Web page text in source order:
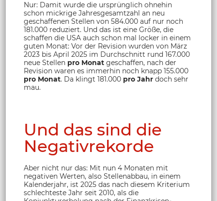
Nur: Damit wurde die ursprünglich ohnehin
schon mickrige Jahresgesamtzahl an neu
geschaffenen Stellen von 584.000 auf nur noch
181.000 reduziert. Und das ist eine Größe, die
schaffen die USA auch schon mal locker in einem
guten Monat: Vor der Revision wurden von März
2023 bis April 2025 im Durchschnitt rund 167.000
neue Stellen pro Monat geschaffen, nach der
Revision waren es immerhin noch knapp 155.000
pro Monat. Da klingt 181.000 pro Jahr doch sehr
mau.
Und das sind die
Negativrekorde
Aber nicht nur das: Mit nun 4 Monaten mit
negativen Werten, also Stellenabbau, in einem
Kalenderjahr, ist 2025 das nach diesem Kriterium
schlechteste Jahr seit 2010, als die